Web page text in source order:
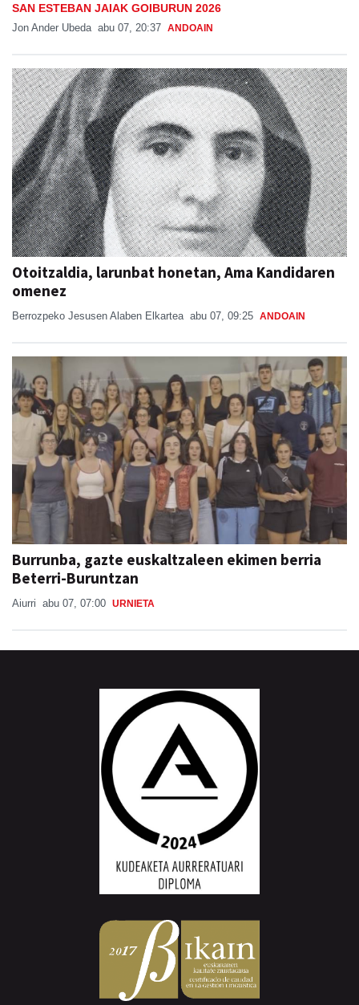
SAN ESTEBAN JAIAK GOIBURUN 2026
Jon Ander Ubeda abu 07, 20:37 ANDOAIN
Otoitzaldia, larunbat honetan, Ama Kandidaren
omenez
Berrozpeko Jesusen Alaben Elkartea abu 07, 09:25 ANDOAIN
Burrunba, gazte euskaltzaleen ekimen berria
Beterri-Buruntzan
Aiurri abu 07, 07:00 URNIETA